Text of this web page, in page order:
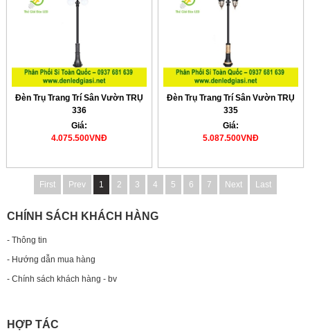
Đèn Trụ Trang Trí Sân Vườn TRỤ
336
Giá:
4.075.500VNĐ
Đèn Trụ Trang Trí Sân Vườn TRỤ
335
Giá:
5.087.500VNĐ
First Prev 1 2 3 4 5 6 7 Next Last
CHÍNH SÁCH KHÁCH HÀNG
- Thông tin
- Hướng dẫn mua hàng
- Chính sách khách hàng - bv
HỢP TÁC